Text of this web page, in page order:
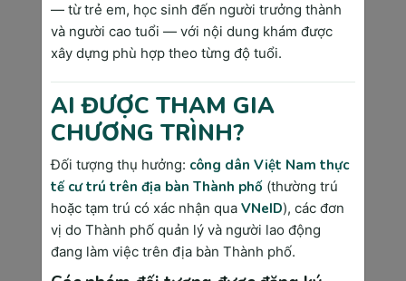
MRI vú sử dụng từ trường mạnh và sóng radio
để tạo hình ảnh 3D chi tiết của mô vú.
Phương pháp này thường kết hợp với chất cản
quang gadolinium để tăng độ tương phản và
phát hiện các vùng tưới máu bất thường.
Độ chính xác của MRI vú với ung thư xâm lấn
đạt 99%, cao nhất trong các phương pháp
chẩn đoán hình ảnh. Viện Ung Bướu Quốc Gia
báo cáo MRI phát hiện được 94% ca ung thư
vú thể ống xâm lấn và 96% ca ung thư vú thể
tiểu thùy xâm lấn.
MRI vú được chỉ định chủ yếu cho nhóm nguy
— từ trẻ em, học sinh đến người trưởng thành
và người cao tuổi — với nội dung khám được
xây dựng phù hợp theo từng độ tuổi.
AI ĐƯỢC THAM GIA
CHƯƠNG TRÌNH?
Đối tượng thụ hưởng: công dân Việt Nam thực
tế cư trú trên địa bàn Thành phố(thường trú
hoặc tạm trú có xác nhận qua VNeID), các đơn
vị do Thành phố quản lý và người lao động
đang làm việc trên địa bàn Thành phố.